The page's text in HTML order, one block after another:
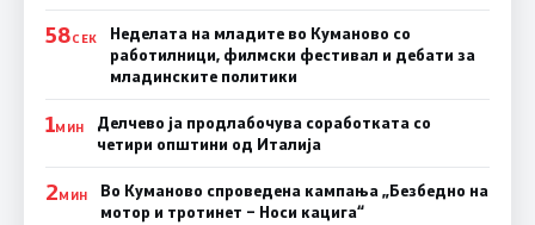
58СЕК
Неделата на младите во Куманово со
работилници, филмски фестивал и дебати за
младинските политики
1МИН
Делчево ја продлабочува соработката со
четири општини од Италија
2МИН
Во Куманово спроведена кампања „Безбедно на
мотор и тротинет – Носи кацига“